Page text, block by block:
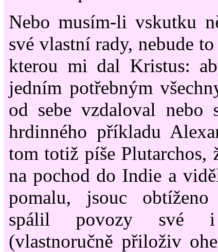
Nebo musím-li vskutku
své vlastní rady, nebude
kterou mi dal Kristus:
jedním potřebným
od sebe vzdaloval nebo
hrdinného příkladu
tom totiž píše Plutarchos,
na pochod do Indie a
pomalu, jsouc
spálil povozy své
(vlastnoručně přiloživ